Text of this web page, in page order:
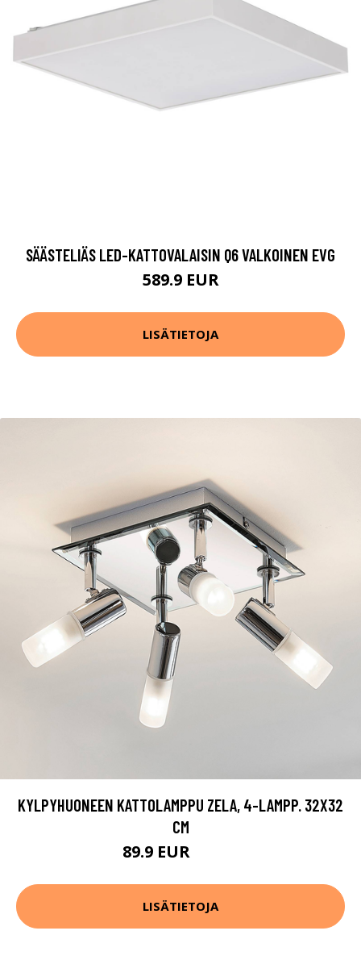
SÄÄSTELIÄS LED-KATTOVALAISIN Q6 VALKOINEN EVG
589.9 EUR
LISÄTIETOJA
KYLPYHUONEEN KATTOLAMPPU ZELA, 4-LAMPP. 32X32
CM
89.9 EUR
LISÄTIETOJA